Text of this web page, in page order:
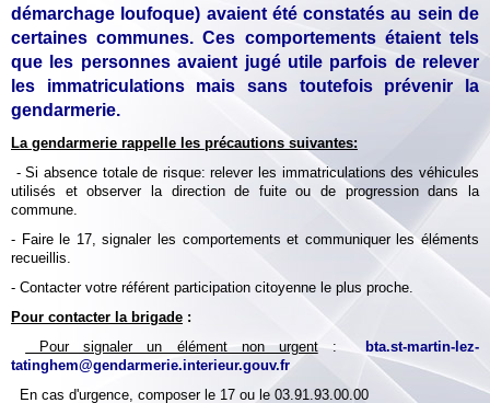
démarchage loufoque) avaient été constatés au sein de
certaines communes. Ces comportements étaient tels
que les personnes avaient jugé utile parfois de relever
les immatriculations mais sans toutefois prévenir la
gendarmerie.
La gendarmerie rappelle les précautions suivantes:
- Si absence totale de risque: relever les immatriculations des véhicules
utilisés et observer la direction de fuite ou de progression dans la
commune.
- Faire le 17, signaler les comportements et communiquer les éléments
recueillis.
- Contacter votre référent participation citoyenne le plus proche.
Pour contacter la brigade :
Pour signaler un élément non urgent: bta.st-martin-lez-
tatinghem@gendarmerie.interieur.gouv.fr
En cas d'urgence, composer le 17 ou le 03.91.93.00.00